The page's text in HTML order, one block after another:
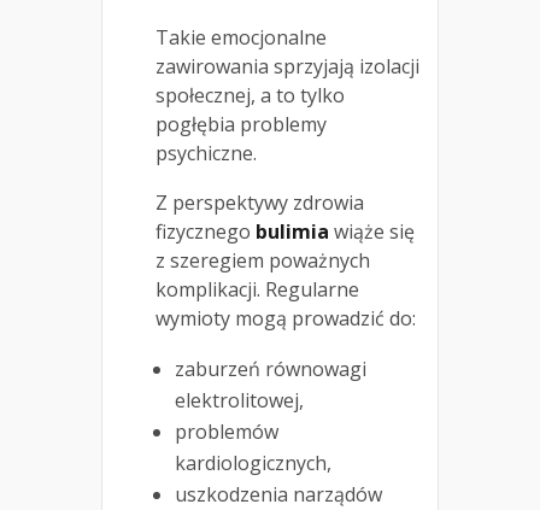
Takie emocjonalne
zawirowania sprzyjają izolacji
społecznej, a to tylko
pogłębia problemy
psychiczne.
Z perspektywy zdrowia
fizycznego bulimia wiąże się
z szeregiem poważnych
komplikacji. Regularne
wymioty mogą prowadzić do:
zaburzeń równowagi
elektrolitowej,
problemów
kardiologicznych,
uszkodzenia narządów